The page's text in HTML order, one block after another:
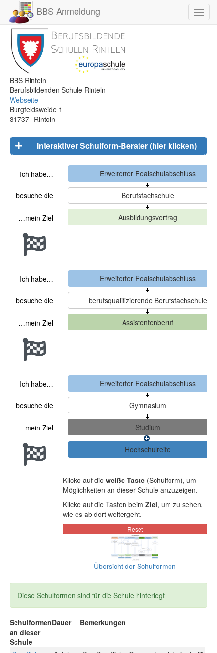
BBS Anmeldung
BBS Rinteln
Berufsbildenden Schule Rinteln
Webseite
Burgfeldsweide 1
31737 Rinteln
Interaktiver Schulform-Berater (hier klicken)
Ich habe…
besuche die
…mein Ziel
Ich habe…
besuche die
…mein Ziel
Ich habe…
besuche die
…mein Ziel
Klicke auf die weiße Taste(Schulform), um
Möglichkeiten an dieser Schule anzuzeigen.
Klicke auf die Tasten beim Ziel, um zu sehen,
wie es ab dort weitergeht.
Übersicht der Schulformen
Diese Schulformen sind für die Schule hinterlegt
Schulformen
an dieser
Schule
Dauer Bemerkungen